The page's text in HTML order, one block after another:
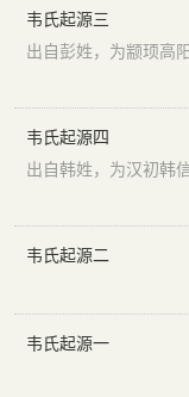
韦氏起源三
韦氏起源四
韦氏起源二
韦氏起源一